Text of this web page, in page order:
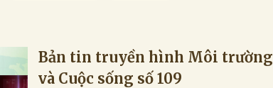
Bản tin truyền hình Môi trường
và Cuộc sống số 109